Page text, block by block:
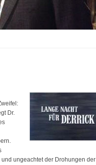
Dr.
ungeachtet der Drohungen der